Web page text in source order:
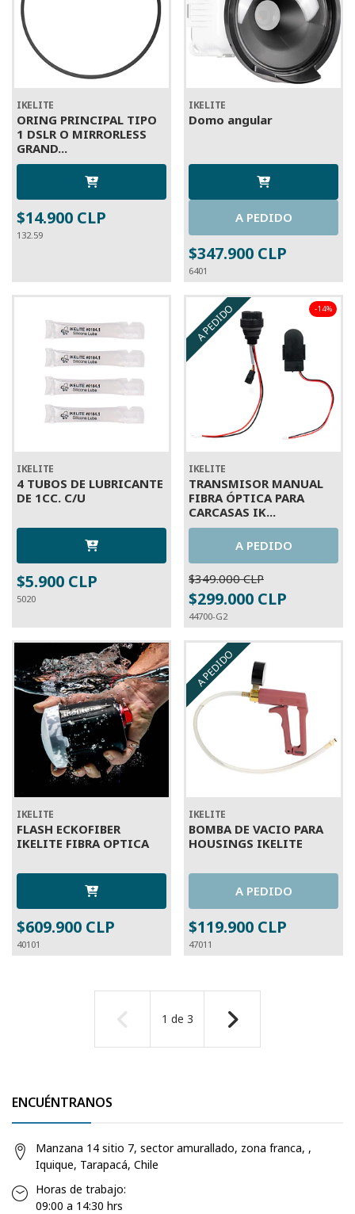
IKELITE
ORING PRINCIPAL TIPO
1 DSLR O MIRRORLESS
GRAND...
$14.900 CLP
132.59
IKELITE
Domo angular
A PEDIDO
$347.900 CLP
6401
IKELITE
4 TUBOS DE LUBRICANTE
DE 1CC. C/U
$5.900 CLP
5020
OFERTA
A PEDIDO -14%
IKELITE
TRANSMISOR MANUAL
FIBRA ÓPTICA PARA
CARCASAS IK...
A PEDIDO
$349.000 CLP
$299.000 CLP
44700-G2
IKELITE
FLASH ECKOFIBER
IKELITE FIBRA OPTICA
$609.900 CLP
40101
A PEDIDO
IKELITE
BOMBA DE VACIO PARA
HOUSINGS IKELITE
A PEDIDO
$119.900 CLP
47011
1 de 3
ENCUÉNTRANOS
Manzana 14 sitio 7, sector amurallado, zona franca, ,
Iquique, Tarapacá, Chile
Horas de trabajo:
09:00 a 14:30 hrs